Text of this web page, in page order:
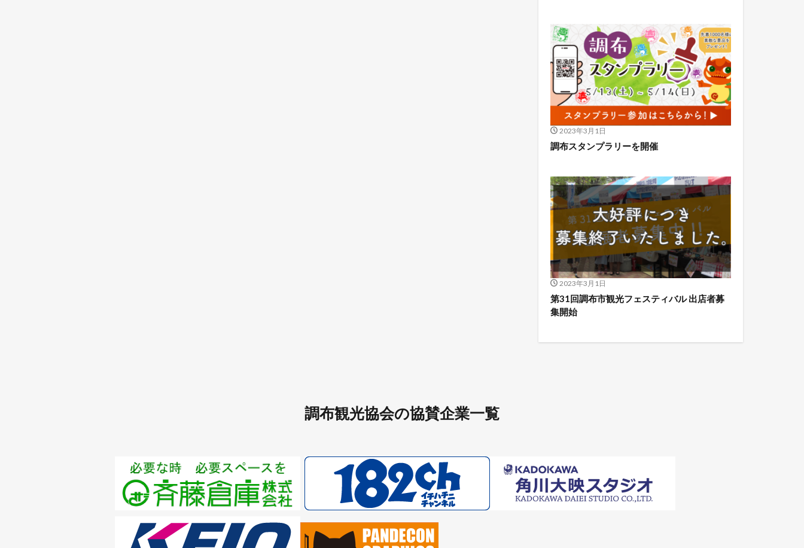
2023年3月1日
調布スタンプラリーを開催
2023年3月1日
第31回調布市観光フェスティバル 出店者募
集開始
調布観光協会の協賛企業一覧